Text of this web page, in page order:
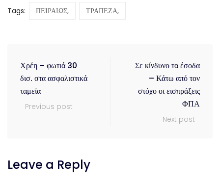
Tags: ΠΕΙΡΑΙΩΣ, ΤΡΑΠΕΖΑ,
Χρέη – φωτιά 30
δισ. στα ασφαλιστικά
ταμεία
Previous post
Σε κίνδυνο τα έσοδα
– Κάτω από τον
στόχο οι εισπράξεις
ΦΠΑ
Next post
Leave a Reply